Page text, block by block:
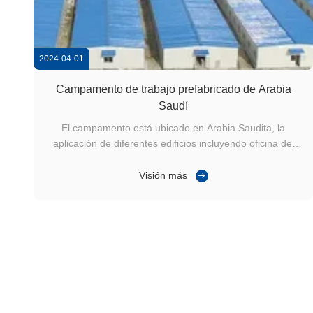
2024-04-01
Campamento de trabajo prefabricado de Arabia
Saudí
El campamento está ubicado en Arabia Saudita, la
aplicación de diferentes edificios incluyendo oficina del
del personal superior, baño público y ducha,Comedor y
Visión más